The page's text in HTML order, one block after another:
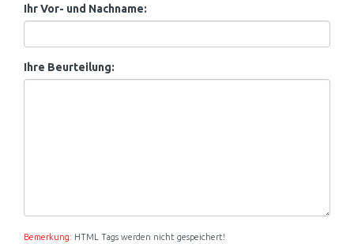
Ihr Vor- und Nachname:
Ihre Beurteilung:
Bemerkung: HTML Tags werden nicht gespeichert!